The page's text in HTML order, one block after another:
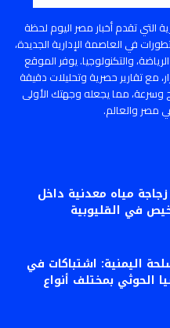
التي تقدم أخبار مصر اليوم لحظة
في العاصمة الإدارية الجديدة،
والتكنولوجيا. يوفر الموقع
تقارير حصرية وتحليلات دقيقة
وسرعة، مما يجعله وجهتك الأولى
مصر والعالم.
آلاف زجاجة مياه معدنية داخل
في القليوبية
اليمنية: اشتباكات في
الحوثي بمختلف أنواع